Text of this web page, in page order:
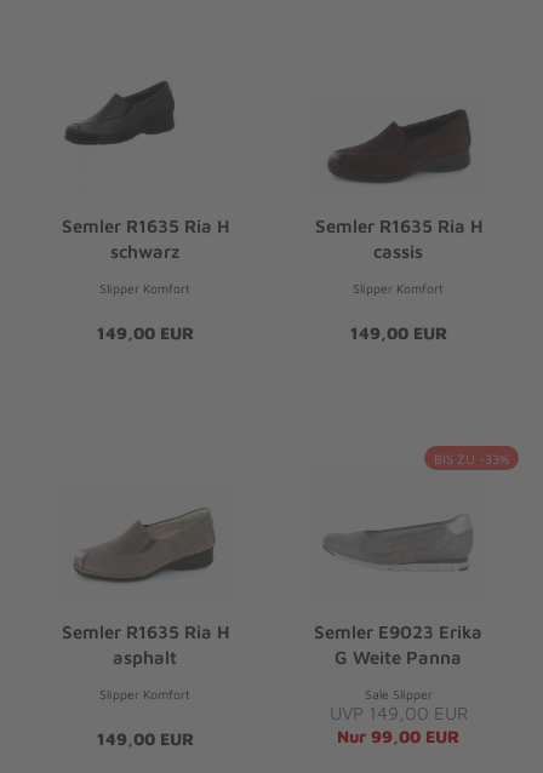
Semler R1635 Ria H
schwarz
Slipper Komfort
149,00 EUR
Semler R1635 Ria H
cassis
Slipper Komfort
149,00 EUR
Semler R1635 Ria H
asphalt
Slipper Komfort
149,00 EUR
BIS ZU -33%
Semler E9023 Erika
G Weite Panna
Sale Slipper
UVP 149,00 EUR
Nur 99,00 EUR